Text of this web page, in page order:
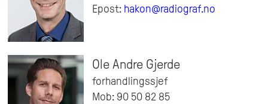
Epost: hakon@radiograf.no
Ole Andre Gjerde
forhandlingssjef
Mob: 90 50 82 85